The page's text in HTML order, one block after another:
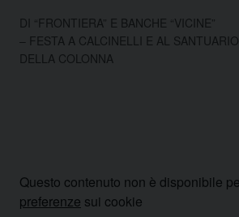
DI “FRONTIERA” E BANCHE “VICINE”
– FESTA A CALCINELLI E AL
DELLA COLONNA
Questo contenuto non è disponibile
preferenze sui cookie